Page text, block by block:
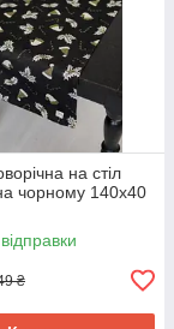
на стіл
чорному 140х40
₴